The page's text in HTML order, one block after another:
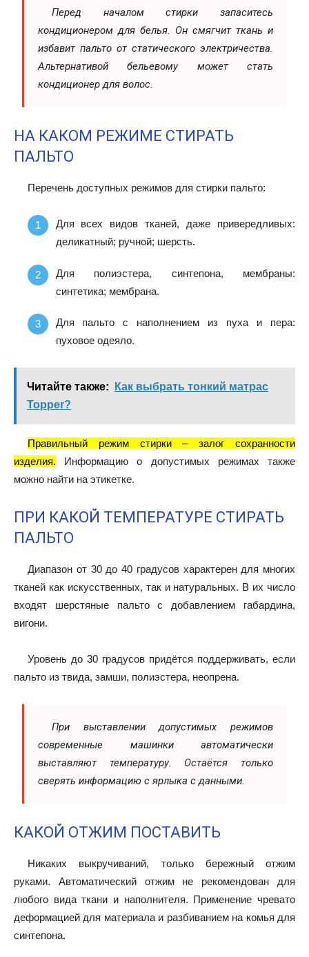
Перед началом стирки запаситесь
кондиционером для белья. Он смягчит ткань и
избавит пальто от статического электричества.
Альтернативой бельевому может стать
кондиционер для волос.
НА КАКОМ РЕЖИМЕ СТИРАТЬ
ПАЛЬТО
Перечень доступных режимов для стирки пальто:
Для всех видов тканей, даже привередливых:
деликатный; ручной; шерсть.
Для полиэстера, синтепона, мембраны:
синтетика; мембрана.
Для пальто с наполнением из пуха и пера:
пуховое одеяло.
Читайте также:
Как выбрать тонкий матрас
Topper?
Правильный режим стирки – залог сохранности
изделия. Информацию о допустимых режимах также
можно найти на этикетке.
ПРИ КАКОЙ ТЕМПЕРАТУРЕ СТИРАТЬ
ПАЛЬТО
Диапазон от 30 до 40 градусов характерен для многих
тканей как искусственных, так и натуральных. В их число
входят шерстяные пальто с добавлением габардина,
вигони.
Уровень до 30 градусов придётся поддерживать, если
пальто из твида, замши, полиэстера, неопрена.
При выставлении допустимых режимов
современные машинки автоматически
выставляют температуру. Остаётся только
сверять информацию с ярлыка с данными.
КАКОЙ ОТЖИМ ПОСТАВИТЬ
Никаких выкручиваний, только бережный отжим
руками. Автоматический отжим не рекомендован для
любого вида ткани и наполнителя. Применение чревато
деформацией для материала и разбиванием на комья для
синтепона.